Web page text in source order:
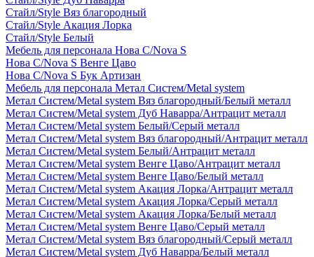
Стайл/Style Вяз благородный
Стайл/Style Акация Лорка
Стайл/Style Белый
Мебель для персонала Нова С/Nova S
Нова С/Nova S Венге Цаво
Нова С/Nova S Бук Артизан
Мебель для персонала Метал Систем/Metal system
Метал Систем/Metal system Вяз благородный/Белый металл
Метал Систем/Metal system Дуб Наварра/Антрацит металл
Метал Систем/Metal system Белый/Серый металл
Метал Систем/Metal system Вяз благородный/Антрацит металл
Метал Систем/Metal system Белый/Антрацит металл
Метал Систем/Metal system Венге Цаво/Антрацит металл
Метал Систем/Metal system Венге Цаво/Белый металл
Метал Систем/Metal system Акация Лорка/Антрацит металл
Метал Систем/Metal system Акация Лорка/Серый металл
Метал Систем/Metal system Акация Лорка/Белый металл
Метал Систем/Metal system Венге Цаво/Серый металл
Метал Систем/Metal system Вяз благородный/Серый металл
Метал Систем/Metal system Дуб Наварра/Белый металл